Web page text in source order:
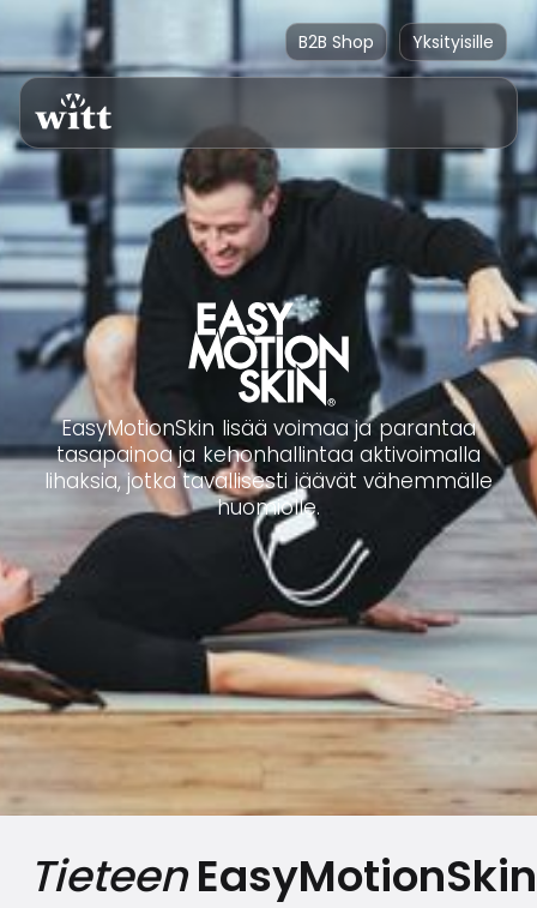
B2B Shop Yksityisille
EasyMotionSkin lisää voimaa ja parantaa
tasapainoa ja kehonhallintaa aktivoimalla
lihaksia, jotka tavallisesti jäävät vähemmälle
huomiolle.
TieteenEasyMotionSkin